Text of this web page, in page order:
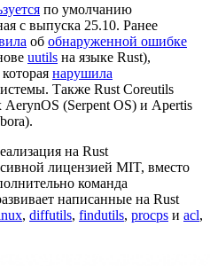
по умолчанию
с выпуска 25.10. Ранее
об обнаруженной ошибке
uutils на языке Rust),
нарушила
Также Rust Coreutils
AerynOS (Serpent OS) и Apertis
на Rust
лицензией MIT, вместо
команда
написанные на Rust
, diffutils, findutils, procps и acl,